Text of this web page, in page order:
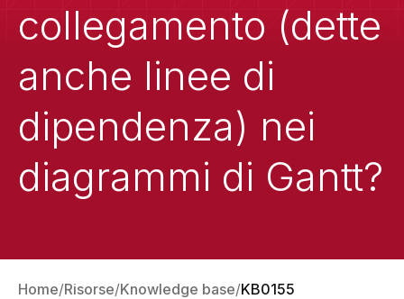
collegamento (dette
anche linee di
dipendenza) nei
diagrammi di Gantt?
Home Risorse Knowledge base KB0155